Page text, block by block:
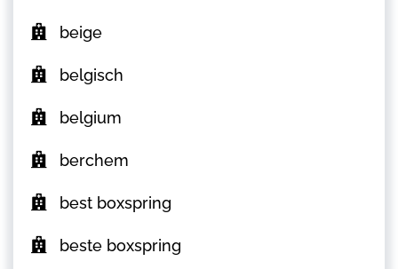
beige
belgisch
belgium
berchem
best boxspring
beste boxspring